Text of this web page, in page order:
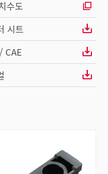
수도
시트
CAE